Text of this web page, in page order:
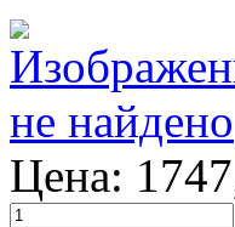
Цена: